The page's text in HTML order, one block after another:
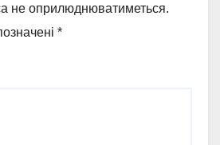
не оприлюднюватиметься.
*